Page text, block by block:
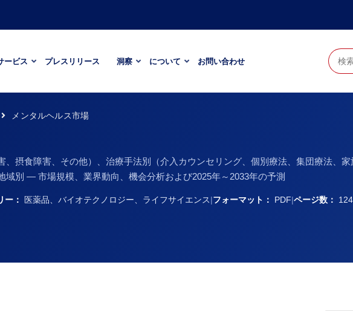
ービス プレスリリース 洞察 について お問い合わせ
メンタルヘルス市場
摂食障害、その他）、治療手法別（介入カウンセリング、個別療法、集団療法、
別 ― 市場規模、業界動向、機会分析および2025年～2033年の予測
ー： 医薬品、バイオテクノロジー、ライフサイエンス|フォーマット： PDF|ページ数： 124